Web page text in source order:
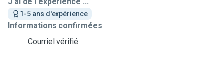
1-5 ans d'expérience
Informations confirmées
Courriel vérifié